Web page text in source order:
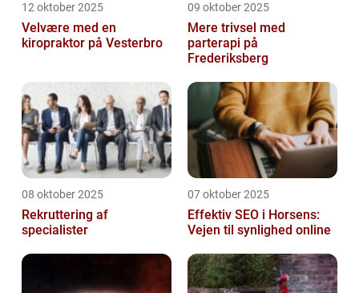
12 oktober 2025
Velvære med en
kiropraktor på Vesterbro
09 oktober 2025
Mere trivsel med
parterapi på
Frederiksberg
08 oktober 2025
Rekruttering af
specialister
07 oktober 2025
Effektiv SEO i Horsens:
Vejen til synlighed online